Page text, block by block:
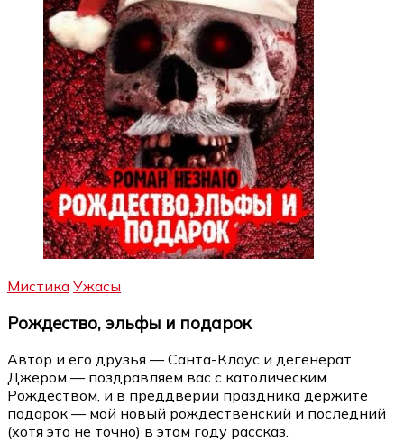
Мистика Ужасы
Рождество, эльфы и подарок
Автор и его друзья — Санта-Клаус и дегенерат
Джером — поздравляем вас с католическим
Рождеством, и в преддверии праздника держите
подарок — мой новый рождественский и последний
(хотя это не точно) в этом году рассказ.